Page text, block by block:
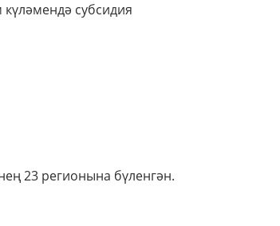
субсидия
23 регионына бүленгән.